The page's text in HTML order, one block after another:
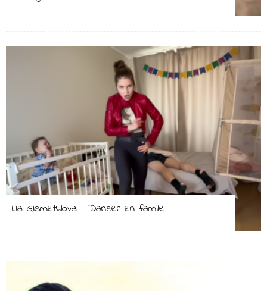
Lia Gismetullova – Danser en famille